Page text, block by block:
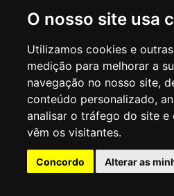
O nosso site usa
Utilizamos cookies e
medição para melhorar a
navegação no nosso site,
conteúdo personalizado,
analisar o tráfego do site e
vêm os visitantes.
Concordo Alterar as
SECRETARIA DE
Rua Claudino Barbosa, 313 - Macedo
Central de Atendimento: